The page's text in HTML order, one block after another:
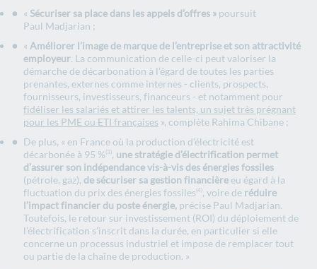
« Sécuriser sa place dans les appels d’offres » poursuit
Paul Madjarian ;
« Améliorer l’image de marque de l’entreprise et son attractivité
employeur. La communication de celle-ci peut valoriser la
démarche de décarbonation à l’égard de toutes les parties
prenantes, externes comme internes - clients, prospects,
fournisseurs, investisseurs, financeurs - et notamment pour
fidéliser les salariés et attirer les talents, un sujet très prégnant
pour les PME ou ETI françaises », complète Rahima Chibane ;
De plus, « en France où la production d’électricité est
décarbonée à 95 % (3), une stratégie d’électrification permet
d’assurer son indépendance vis-à-vis des énergies fossiles
(pétrole, gaz), de sécuriser sa gestion financière eu égard à la
fluctuation du prix des énergies fossiles (4), voire de réduire
l’impact financier du poste énergie, précise Paul Madjarian.
Toutefois, le retour sur investissement (ROI) du déploiement de
l’électrification s’inscrit dans la durée, en particulier si elle
concerne un processus industriel et impose de remplacer tout
ou partie de la chaîne de production. »